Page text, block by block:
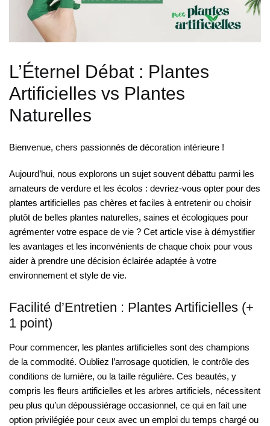
L’Éternel Débat : Plantes
Artificielles vs Plantes
Naturelles
Bienvenue, chers passionnés de décoration intérieure !
Aujourd’hui, nous explorons un sujet souvent débattu parmi les
amateurs de verdure et les écolos : devriez-vous opter pour des
plantes artificielles pas chères et faciles à entretenir ou choisir
plutôt de belles plantes naturelles, saines et écologiques pour
agrémenter votre espace de vie ? Cet article vise à démystifier
les avantages et les inconvénients de chaque choix pour vous
aider à prendre une décision éclairée adaptée à votre
environnement et style de vie.
Facilité d’Entretien : Plantes Artificielles (+
1 point)
Pour commencer, les plantes artificielles sont des champions
de la commodité. Oubliez l’arrosage quotidien, le contrôle des
conditions de lumière, ou la taille régulière. Ces beautés, y
compris les fleurs artificielles et les arbres artificiels, nécessitent
peu plus qu’un dépoussiérage occasionnel, ce qui en fait une
option privilégiée pour ceux avec un emploi du temps chargé ou